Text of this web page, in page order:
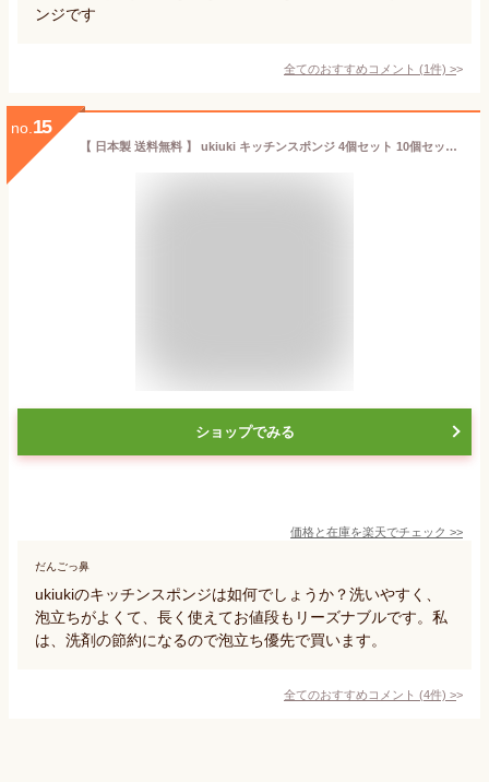
ンジです
全てのおすすめコメント (1件) >
no. 15
【 日本製 送料無料 】 ukiuki キッチンスポンジ 4個セット 10個セット 台所用 水切れ抜群 泡立ち 長持ち 洗いやすい スポンジ 黒 白 モノトーン 食器洗い 皿洗い 食器用 台所 洗面所 風呂 掃除 小さめ 研磨剤不使用 フライパン 鍋 食器洗いに最適（ ブラック アイボリー ）
ショップでみる
価格と在庫を楽天でチェック >>
だんごっ鼻
ukiukiのキッチンスポンジは如何でしょうか？洗いやすく、
泡立ちがよくて、長く使えてお値段もリーズナブルです。私
は、洗剤の節約になるので泡立ち優先で買います。
全てのおすすめコメント (4件) >